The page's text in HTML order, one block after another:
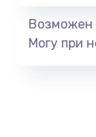
Возможен
Могу при